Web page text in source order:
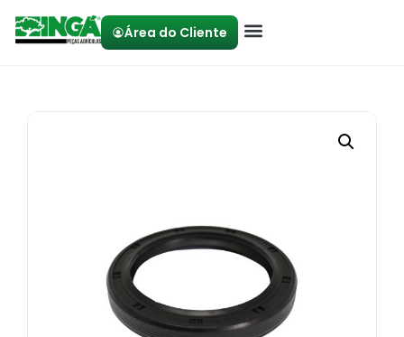
Área do Cliente